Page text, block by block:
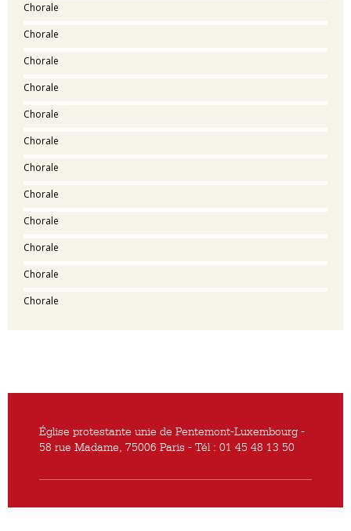
Chorale
Chorale
Chorale
Chorale
Chorale
Chorale
Chorale
Chorale
Chorale
Chorale
Chorale
Chorale
Église protestante unie de Pentemont-Luxembourg -
58 rue Madame, 75006 Paris - Tél : 01 45 48 13 50